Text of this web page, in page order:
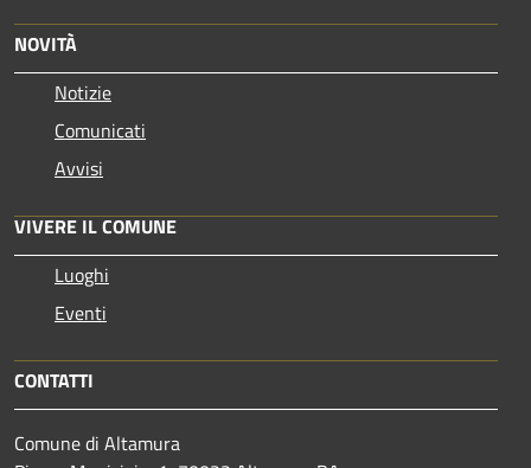
NOVITÀ
Notizie
Comunicati
Avvisi
VIVERE IL COMUNE
Luoghi
Eventi
CONTATTI
Comune di Altamura